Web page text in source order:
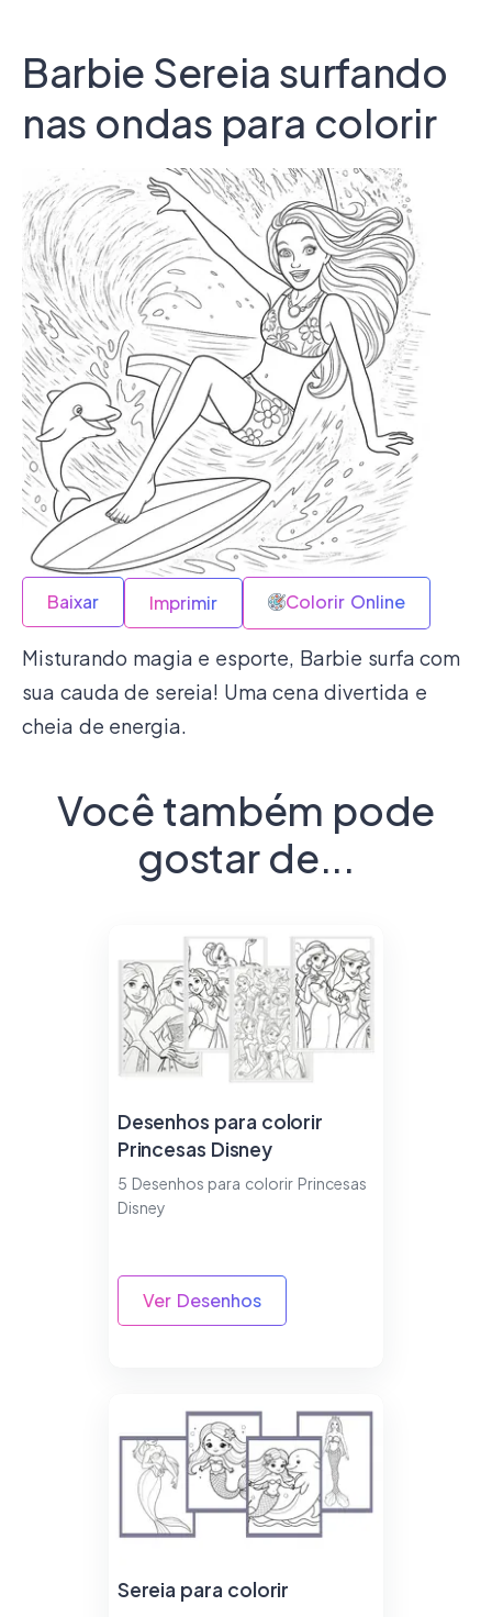
Barbie Sereia surfando
nas ondas para colorir
Baixar Imprimir Colorir Online
Misturando magia e esporte, Barbie surfa com
sua cauda de sereia! Uma cena divertida e
cheia de energia.
Você também pode
gostar de...
Desenhos para colorir
Princesas Disney
5 Desenhos para colorir Princesas
Disney
Ver Desenhos
Sereia para colorir